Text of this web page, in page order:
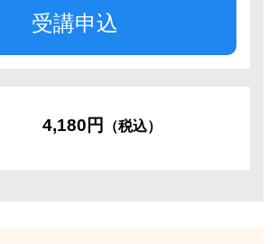
受講申込
4,180円 （税込）